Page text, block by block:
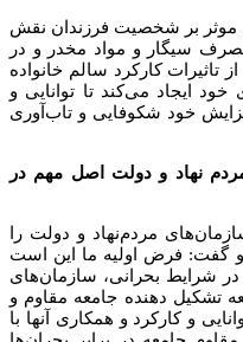
موثر بر شخصیت فرزندان نقش
سیگار و مواد مخدر و در
تاثیرات کارکرد سالم خانواده
ایجاد می‌کند تا توانایی و
خود شکوفایی و تاب‌آوری
نهاد و دولت اصل مهم در
مردم‌نهاد و دولت را
گفت: فرض اولیه ما این است
شرایط بحرانی، سازمان‌های
تشکیل دهنده جامعه مقاوم و
و کارکرد و همکاری آنها با